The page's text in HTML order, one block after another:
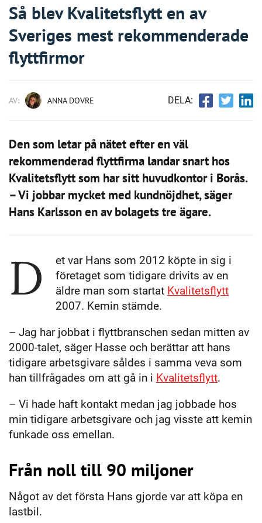
Så blev Kvalitetsflytt en av
Sveriges mest rekommenderade
flyttfirmor
AV: ANNA DOVRE DELA:
Den som letar på nätet efter en väl
rekommenderad flyttfirma landar snart hos
Kvalitetsflytt som har sitt huvudkontor i Borås.
– Vi jobbar mycket med kundnöjdhet, säger
Hans Karlsson en av bolagets tre ägare.
D
et var Hans som 2012 köpte in sig i
företaget som tidigare drivits av en
äldre man som startat Kvalitetsflytt
2007. Kemin stämde.
– Jag har jobbat i flyttbranschen sedan mitten av
2000-talet, säger Hasse och berättar att hans
tidigare arbetsgivare såldes i samma veva som
han tillfrågades om att gå in i Kvalitetsflytt.
– Vi hade haft kontakt medan jag jobbade hos
min tidigare arbetsgivare och jag visste att kemin
funkade oss emellan.
Från noll till 90 miljoner
Något av det första Hans gjorde var att köpa en
lastbil.